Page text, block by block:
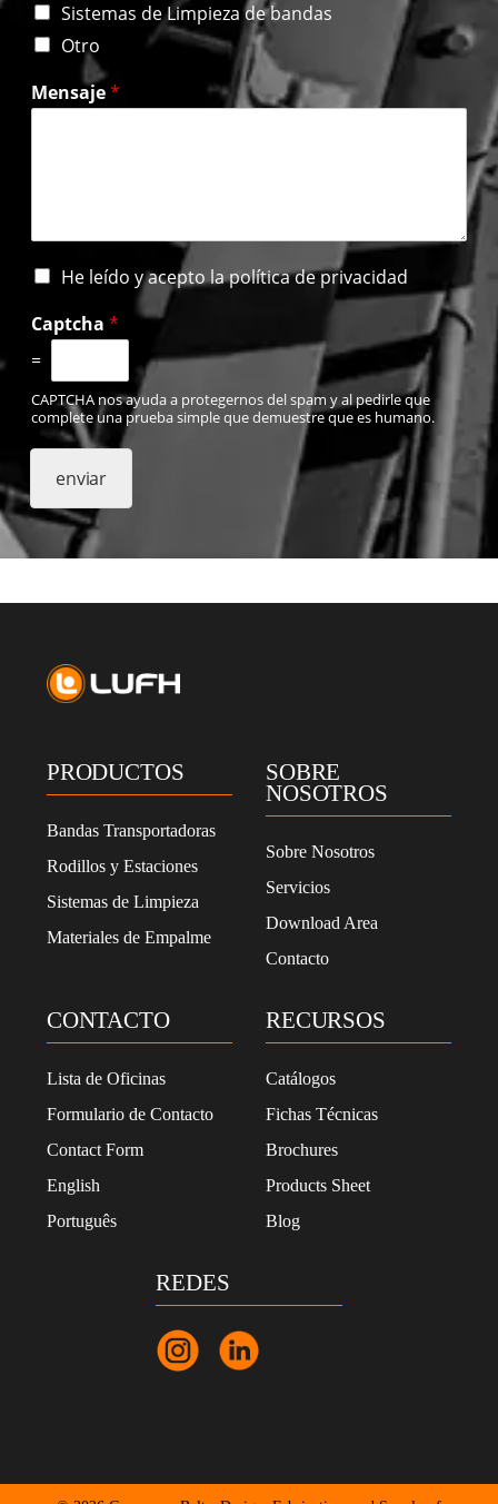
Sistemas de Limpieza de bandas
Otro
Mensaje*
H
l
í
o
y
a
p
o
a
He leído y acepto la política de privacidad
Captcha*
=
CAPTCHA nos ayuda a protegernos del spam y al pedirle que
complete una prueba simple que demuestre que es humano.
enviar
PRODUCTOS
Bandas Transportadoras
Rodillos y Estaciones
Sistemas de Limpieza
Materiales de Empalme
SOBRE
NOSOTROS
Sobre Nosotros
Servicios
Download Area
Contacto
CONTACTO
Lista de Oficinas
Formulario de Contacto
Contact Form
English
Português
RECURSOS
Catálogos
Fichas Técnicas
Brochures
Products Sheet
Blog
REDES